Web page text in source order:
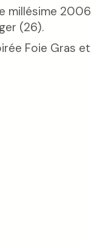
millésime 2006
(26).
Foie Gras et